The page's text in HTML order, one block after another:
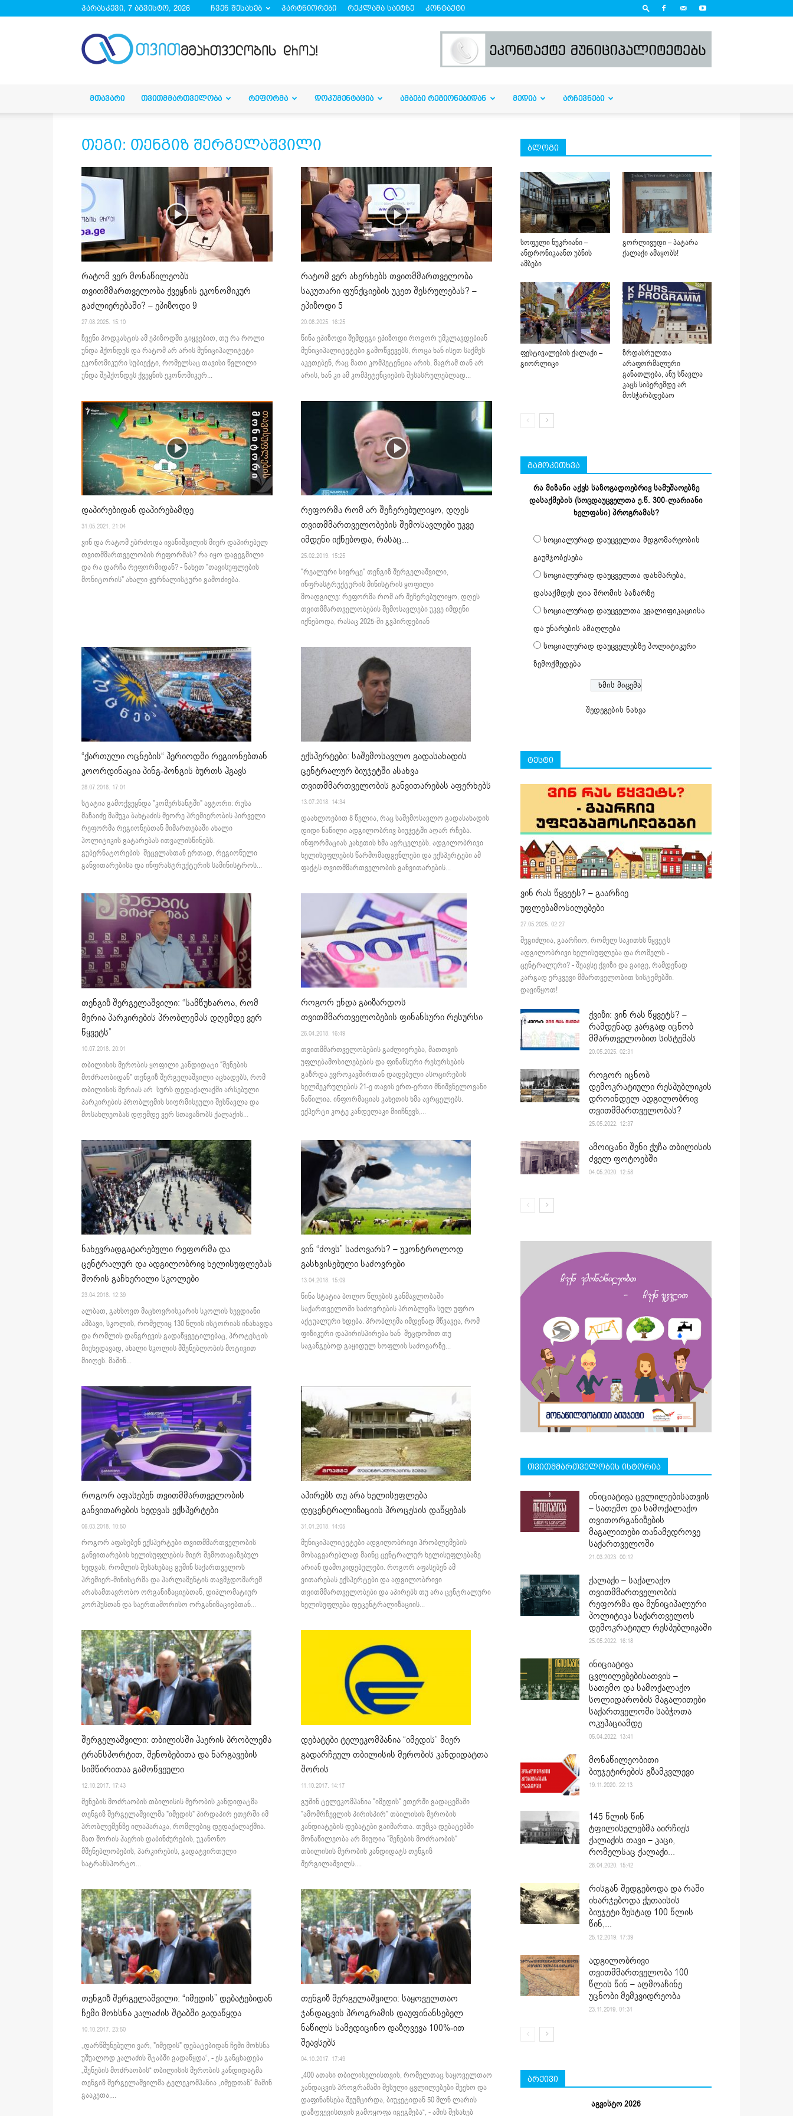
პარასკევი, 7 აგვისტო, 2026 ჩვენ შესახებ პარტნიორები რეკლამა საიტზე კონტაქტი
ᲛᲗᲐᲕᲐᲠᲘ ᲗᲕᲘᲗᲛᲛᲐᲠᲗᲕᲔᲚᲝᲑᲐ ᲠᲔᲤᲝᲠᲛᲐ ᲓᲝᲙᲣᲛᲔᲜᲢᲐᲪᲘᲐ ᲐᲛᲑᲔᲑᲘ ᲠᲔᲒᲘᲝᲜᲔᲑᲘᲓᲐᲜ ᲛᲔᲓᲘᲐ ᲐᲠᲩᲔᲕᲜᲔᲑᲘ
თეგი: თენგიზ შერგელაშვილი
რატომ ვერ მონაწილეობს
თვითმმართველობა ქვეყნის ეკონომიკურ
გაძლიერებაში? – ეპიზოდი 9
27.08.2025. 15:10
ჩვენი პოდკასტის ამ ეპიზოდში გიყვებით, თუ რა როლი
უნდა ჰქონდეს და რატომ არ არის მუნიციპალიტეტი
ეკონომიკური სუბიექტი, რომელსაც თავისი წვლილი
უნდა შეჰქონდეს ქვეყნის ეკონომიკურ...
რატომ ვერ ახერხებს თვითმმართველობა
საკუთარი ფუნქციების უკეთ შესრულებას? –
ეპიზოდი 5
20.08.2025. 16:25
წინა ეპიზოდი შემდეგი ეპიზოდი როგორ უმკლავდებიან
მუნიციპალიტეტები გამოწვევებს, როცა ხან ისეთ საქმეს
აკეთებენ, რაც მათი კომპეტენცია არის, მაგრამ თან არ
არის, ხან კი ამ კომპეტენციების შესასრულებლად...
დაპირებიდან დაპირებამდე
31.05.2021. 21:04
ვინ და რატომ ებრძოდა ივანიშვილის მიერ დაპირებულ
თვითმმართველობის რეფორმას? რა იყო დაგეგმილი
და რა დარჩა რეფორმიდან? - ნახეთ "თავისუფლების
მონიტორის" ახალი ჟურნალისტური გამოძიება.
რეფორმა რომ არ შეჩერებულიყო, დღეს
თვითმმართველობების შემოსავლები უკვე
იმდენი იქნებოდა, რასაც...
25.02.2019. 15:25
"რეალური სივრცე" თენგიზ შერგელაშვილი,
ინფრასტრუქტურის მინისტრის ყოფილი
მოადგილე: რეფორმა რომ არ შეჩერებულიყო, დღეს
თვითმმართველობების შემოსავლები უკვე იმდენი
იქნებოდა, რასაც 2025-ში გვპირდებიან
“ქართული ოცნების“ პერიოდში რეგიონებთან
კოორდინაცია პინგ-პონგის ბურთს ჰგავს
28.07.2018. 17:01
სტატია გამოქვეყნდა "კომერსანტში" ავტორი: რუსა
მაჩაიძე მამუკა ბახტაძის მეორე პრემიერობის პირველი
რეფორმა რეგიონებთან მიმართებაში ახალი
პოლიტიკის გატარებას ითვალისწინებს.
გუბერნატორების შეცვლასთან ერთად, რეგიონული
განვითარებისა და ინფრასტრუქტურის სამინისტროს...
ექსპერტები: საშემოსავლო გადასახადის
ცენტრალურ ბიუჯეტში ასახვა
თვითმმართველობის განვითარებას აფერხებს
13.07.2018. 14:34
დაახლოებით 8 წელია, რაც საშემოსავლო გადასახადის
დიდი ნაწილი ადგილობრივ ბიუჯეტში აღარ რჩება.
ინფორმაციას კახეთის ხმა ავრცელებს. ადგილობრივი
ხელისუფლების წარმომადგენლები და ექსპერტები ამ
ფაქტს თვითმმართველობის განვითარების...
თენგიზ შერგელაშვილი: “სამწუხაროა, რომ
მერია პარკირების პრობლემას დღემდე ვერ
წყვეტს”
10.07.2018. 20:01
თბილისის მერობის ყოფილი კანდიდატი "შენების
მოძრაობიდან" თენგიზ შერგელაშვილი აცხადებს, რომ
თბილისის მერიას არ სურს დედაქალაქში არსებული
პარკირების პრობლემის სიღრმისეული შესწავლა და
მოსახლეობას დღემდე ვერ სთავაზობს ქალაქის...
როგორ უნდა გაიზარდოს
თვითმმართველობების ფინანსური რესურსი
26.04.2018. 16:49
თვითმმართველობების გაძლიერება, მათთვის
უფლებამოსილებების და ფინანსური რესურსების
გაზრდა ევროკავშირთან დადებული ასოცირების
ხელშეკრულების 21-ე თავის ერთ-ერთი მნიშვნელოვანი
ნაწილია. ინფორმაციას კახეთის ხმა ავრცელებს.
ექპერტი კოტე კანდელაკი მიიჩნევს,...
ნახევრადგატარებული რეფორმა და
ცენტრალურ და ადგილობრივ ხელისუფლებას
შორის გაჩხერილი სკოლები
23.04.2018. 12:39
ალბათ, გახსოვთ მაცხოვრისკარის სკოლის სევდიანი
ამბავი, სკოლის, რომელიც 130 წლის ისტორიას ინახავდა
და რომლის დანგრევის გადაწყვეტილებაც, პროტესტის
მიუხედავად, ახალი სკოლის მშენებლობის მოტივით
მიიღეს. მაშინ...
ვინ “ძოვს” საძოვარს? – უკონტროლოდ
გასხვისებული საძოვრები
13.04.2018. 15:09
წინა სტატია ბოლო წლების განმავლობაში
საქართველოში საძოვრების პრობლემა სულ უფრო
აქტუალური ხდება. პრობლემა იმდენად მწვავეა, რომ
ფიზიკური დაპირისპირება ხან შეცდომით თუ
საგანგებოდ გაყიდულ სოფლის საძოვარზე...
როგორ აფასებენ თვითმმართველობის
განვითარების ხედვას ექსპერტები
06.03.2018. 10:50
როგორ აფასებენ ექსპერტები თვითმმართველობის
განვითარების ხელისუფლების მიერ შემოთავაზებულ
ხედვას, რომლის შესახებაც გუშინ საქართველოს
პრემიერ-მინისტრმა და პარლამენტის თავმჯდომარემ
არასამთავრობო ორგანიზაციებთან, დიპლომატიურ
კორპუსთან და საერთაშორისო ორგანიზაციებთან...
აპირებს თუ არა ხელისუფლება
დეცენტრალიზაციის პროცესის დაწყებას
31.01.2018. 14:05
მუნიციპალიტეტები ადგილობრივი პრობლემების
მოსაგვარებლად მაინც ცენტრალურ ხელისუფლებაზე
არიან დამოკიდებულები. როგორ აფასებენ ამ
ვითარებას ექსპერტები და ადგილობრივი
თვითმმართველობები და აპირებს თუ არა ცენტრალური
ხელისუფლება დეცენტრალიზაციის...
შერგელაშვილი: თბილისში ჰაერის პრობლემა
ტრანსპორტით, შენობებითა და ნარგავების
სიმწირითაა გამოწვეული
12.10.2017. 17:43
შენების მოძრაობის თბილისის მერობის კანდიდატმა
თენგიზ შერგელაშვილმა "იმედის" პირდაპირ ეთერში იმ
პრობლემენზე ილაპარაკა, რომლებიც დედაქალაქშია.
მათ შორის ჰაერის დაბინძურების, უკანონო
მშენებლობების, პარკირების, გადატვირთული
სატრანსპორტო...
დებატები ტელეკომპანია “იმედის” მიერ
გადარჩეულ თბილისის მერობის კანდიდატთა
შორის
11.10.2017. 14:17
გუშინ ტელეკომპანია "იმედის" ეთერში გადაცემაში
"ამომრჩევლის პირისპირ" თბილისის მერობის
კანდიატების დებატები გაიმართა. თუმცა დებატებში
მონაწილეობა არ მიუღია "შენების მოძრაობის"
თბილისის მერობის კანდიდატს თენგიზ
შერგილაშვილს....
თენგიზ შერგელაშვილი: “იმედის” დებატებიდან
ჩემი მოხსნა კალაძის შტაბში გადაწყდა
10.10.2017. 23:50
„დარწმუნებული ვარ, "იმედის" დებატებიდან ჩემი მოხსნა
უშუალოდ კალაძის შტაბში გადაწყდა“, - ეს განცხადება
„შენების მოძრაობის“ თბილისის მერობის კანდიდატმა
თენგიზ შერგელაშვილმა ტელეკომპანია „იმედთან“ მაშინ
გააკეთა,...
თენგიზ შერგელაშვილი: საყოველთაო
ჯანდაცვის პროგრამის დაუფინანსებელ
ნაწილს სამედიცინო დაზღვევა 100%-ით
შეავსებს
04.10.2017. 17:49
„400 ათასი თბილისელისთვის, რომელთაც საყოველთაო
ჯანდაცვის პროგრამაში შესული ცვლილებები შეეხო და
დაფინანსება შეუმცირდა, ბიუჯეტიდან 50 მლნ ლარის
დაზღვევისთვის გამოყოფა იგეგმება“, - ამის შესახებ
ბლოგი
სოფელი ნუკრიანი –
ანდრონიკაანთ უბნის
ამბები
გორლივუდი – პატარა
ქალაქი ამაყობს!
ფესტივალების ქალაქი –
გიორლიცი
ზრდასრულთა
არაფორმალური
განათლება, ანუ სწავლა
კაცს სიბერემდე არ
მოსჭარბდებაო
გამოკითხვა
რა მიზანი აქვს საზოგადოებრივ სამუშაოებზე
დასაქმების (სოცდაუცველთა ე.წ. 300-ლარიანი
ხელფასი) პროგრამას?
სოციალურად დაუცველთა მდგომარეობის
გაუმჯობესება
სოციალურად დაუცველთა დახმარება,
დასაქმდეს ღია შრომის ბაზარზე
სოციალურად დაუცველთა კვალიფიკაციისა
და უნარების ამაღლება
სოციალურად დაუცველებზე პოლიტიკური
ზემოქმედება
შედეგების ნახვა
ტესტი
ვინ რას წყვეტს? – გაარჩიე
უფლებამოსილებები
27.05.2025. 02:27
შეგიძლია, გაარჩიო, რომელ საკითხს წყვეტს
ადგილობრივი ხელისუფლება და რომელს -
ცენტრალური? - შეავსე ქვიზი და გაიგე, რამდენად
კარგად ერკვევი მმართველობით სისტემებში.
დავიწყოთ!
ქვიზი: ვინ რას წყვეტს? –
რამდენად კარგად იცნობ
მმართველობით სისტემას
20.05.2025. 02:31
როგორ იცნობ
დემოკრატიული რესპუბლიკის
დროინდელ ადგილობრივ
თვითმმართველობას?
25.05.2022. 12:37
ამოიცანი შენი ქუჩა თბილისის
ძველ ფოტოებში
04.05.2020. 12:58
თვითმმართველობის ისტორია
ინიციატივა ცვლილებისათვის
– სათემო და სამოქალაქო
თვითორგანიზების
მაგალითები თანამედროვე
საქართველოში
21.03.2023. 00:12
ქალაქი – საქალაქო
თვითმმართველობის
რეფორმა და მუნიციპალური
პოლიტიკა საქართველოს
დემოკრატიულ რესპუბლიკაში
25.05.2022. 16:18
ინიციატივა
ცვლილებებისათვის –
სათემო და სამოქალაქო
სოლიდარობის მაგალითები
საქართველოში საბჭოთა
ოკუპაციამდე
05.04.2022. 13:41
მონაწილეობითი
ბიუჯეტირების გზამკვლევი
19.11.2020. 22:13
145 წლის წინ
ტფილისელებმა აირჩიეს
ქალაქის თავი – კაცი,
რომელსაც ქალაქი...
28.04.2020. 15:42
რისგან შედგებოდა და რაში
იხარჯებოდა ქუთაისის
ბიუჯეტი ზუსტად 100 წლის
წინ,...
25.12.2019. 17:39
ადგილობრივი
თვითმმართველობა 100
წლის წინ – აღმოაჩინე
უცნობი მემკვიდრეობა
23.11.2019. 01:31
არქივი
აგვისტო 2026